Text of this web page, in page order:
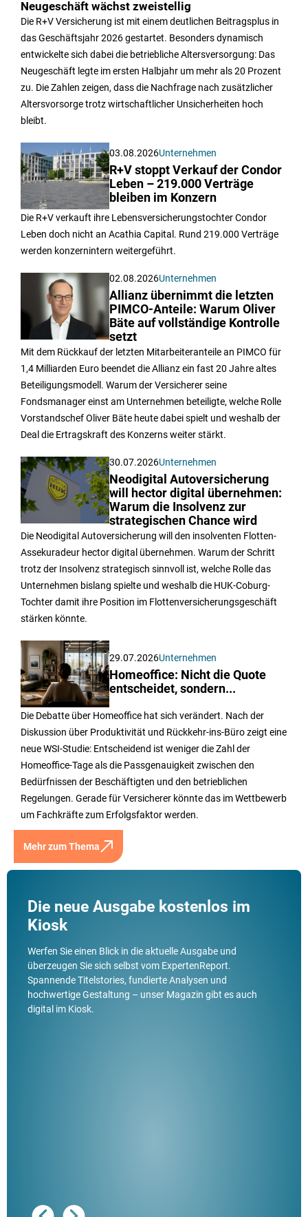
Neugeschäft wächst zweistellig
Die R+V Versicherung ist mit einem deutlichen Beitragsplus in
das Geschäftsjahr 2026 gestartet. Besonders dynamisch
entwickelte sich dabei die betriebliche Altersversorgung: Das
Neugeschäft legte im ersten Halbjahr um mehr als 20 Prozent
zu. Die Zahlen zeigen, dass die Nachfrage nach zusätzlicher
Altersvorsorge trotz wirtschaftlicher Unsicherheiten hoch
bleibt.
03.08.2026Unternehmen
R+V stoppt Verkauf der Condor
Leben – 219.000 Verträge
bleiben im Konzern
Die R+V verkauft ihre Lebensversicherungstochter Condor
Leben doch nicht an Acathia Capital. Rund 219.000 Verträge
werden konzernintern weitergeführt.
02.08.2026Unternehmen
Allianz übernimmt die letzten
PIMCO-Anteile: Warum Oliver
Bäte auf vollständige Kontrolle
setzt
Mit dem Rückkauf der letzten Mitarbeiteranteile an PIMCO für
1,4 Milliarden Euro beendet die Allianz ein fast 20 Jahre altes
Beteiligungsmodell. Warum der Versicherer seine
Fondsmanager einst am Unternehmen beteiligte, welche Rolle
Vorstandschef Oliver Bäte heute dabei spielt und weshalb der
Deal die Ertragskraft des Konzerns weiter stärkt.
30.07.2026Unternehmen
Neodigital Autoversicherung
will hector digital übernehmen:
Warum die Insolvenz zur
strategischen Chance wird
Die Neodigital Autoversicherung will den insolventen Flotten-
Assekuradeur hector digital übernehmen. Warum der Schritt
trotz der Insolvenz strategisch sinnvoll ist, welche Rolle das
Unternehmen bislang spielte und weshalb die HUK-Coburg-
Tochter damit ihre Position im Flottenversicherungsgeschäft
stärken könnte.
29.07.2026Unternehmen
Homeoffice: Nicht die Quote
entscheidet, sondern...
Die Debatte über Homeoffice hat sich verändert. Nach der
Diskussion über Produktivität und Rückkehr-ins-Büro zeigt eine
neue WSI-Studie: Entscheidend ist weniger die Zahl der
Homeoffice-Tage als die Passgenauigkeit zwischen den
Bedürfnissen der Beschäftigten und den betrieblichen
Regelungen. Gerade für Versicherer könnte das im Wettbewerb
um Fachkräfte zum Erfolgsfaktor werden.
Mehr zum Thema
Die neue Ausgabe kostenlos im
Kiosk
Werfen Sie einen Blick in die aktuelle Ausgabe und
überzeugen Sie sich selbst vom ExpertenReport.
Spannende Titelstories, fundierte Analysen und
hochwertige Gestaltung – unser Magazin gibt es auch
digital im Kiosk.